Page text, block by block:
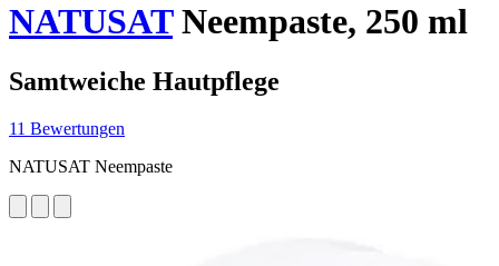
NATUSATNeempaste, 250 ml
Samtweiche Hautpflege
11 Bewertungen
NATUSAT Neempaste